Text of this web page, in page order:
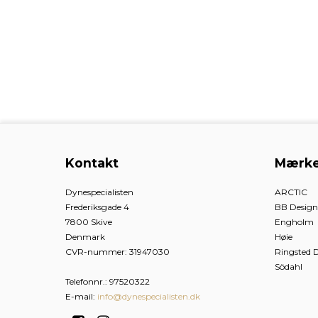
Kontakt
Dynespecialisten
Frederiksgade 4
7800 Skive
Denmark
CVR-nummer: 31947030
Telefonnr.: 97520322
E-mail: info@dynespecialisten.dk
ARCTIC
BB
Engholm
Høie
Ringsted
Södahl